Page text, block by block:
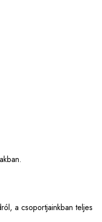
a csoportjainkban teljes